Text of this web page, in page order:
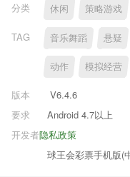
分类
休闲 策略游戏
TAG 音乐舞蹈 悬疑
动作 模拟经营
版本
V6.4.6
要求
Android 4.7以上
隐私政策
开发者
球王会彩票手机版(